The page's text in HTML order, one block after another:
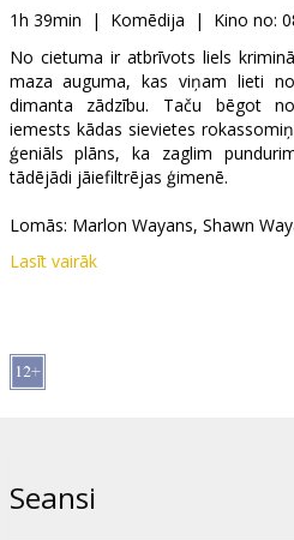
Kino
Klubs
1h 39min | Komēdija | Kino no:
No cietuma ir atbrīvots liels
maza auguma, kas viņam lieti
dimanta zādzību. Taču bēgot
iemests kādas sievietes
ģeniāls plāns, ka zaglim
tādējādi jāiefiltrējas ģimenē.
Lomās: Marlon Wayans, Shawn
Režisors Keenen Ivory Wayans
Izplatītājs:
Lasīt vairāk
Seansi